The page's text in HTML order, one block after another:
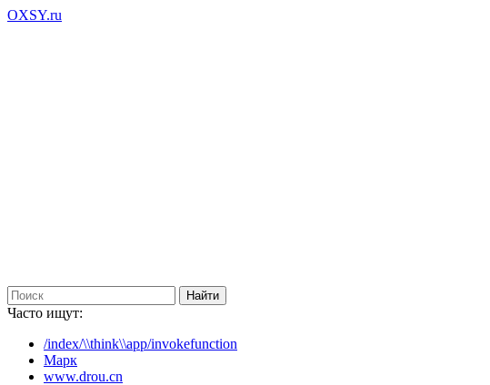
OXSY.ru
Часто ищут:
/index/\\think\\app/invokefunction
Марк
www.drou.cn